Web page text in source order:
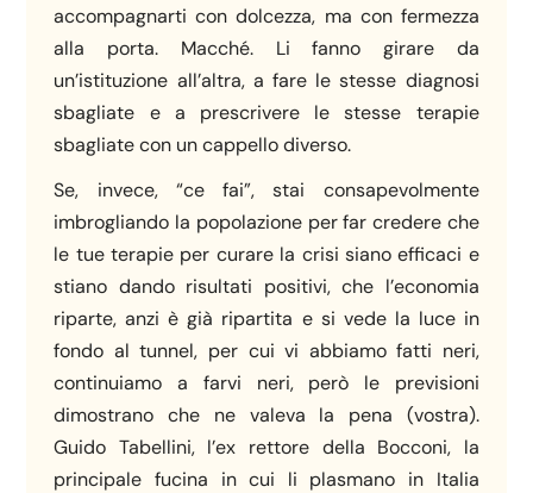
accompagnarti con dolcezza, ma con fermezza
alla porta. Macché. Li fanno girare da
un’istituzione all’altra, a fare le stesse diagnosi
sbagliate e a prescrivere le stesse terapie
sbagliate con un cappello diverso.
Se, invece, “ce fai”, stai consapevolmente
imbrogliando la popolazione per far credere che
le tue terapie per curare la crisi siano efficaci e
stiano dando risultati positivi, che l’economia
riparte, anzi è già ripartita e si vede la luce in
fondo al tunnel, per cui vi abbiamo fatti neri,
continuiamo a farvi neri, però le previsioni
dimostrano che ne valeva la pena (vostra).
Guido Tabellini, l’ex rettore della Bocconi, la
principale fucina in cui li plasmano in Italia